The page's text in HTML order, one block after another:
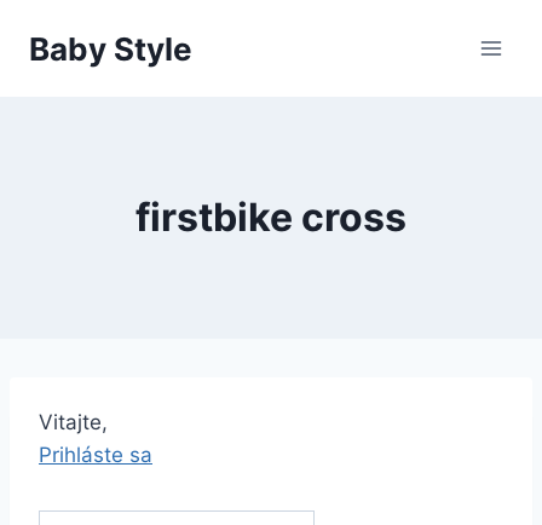
Baby Style
firstbike cross
Vitajte,
Prihláste sa